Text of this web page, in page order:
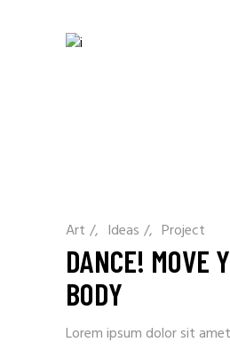
Art / Ideas / Project
DANCE! MOVE
BODY
Lorem ipsum dolor sit